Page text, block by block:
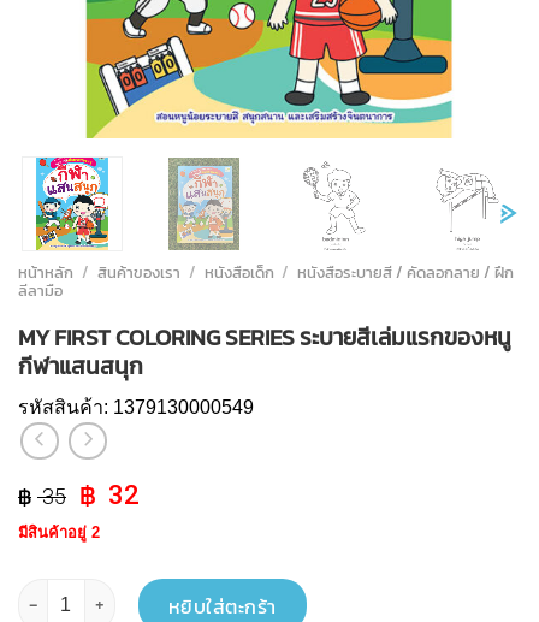
หน้าหลัก / สินค้าของเรา / หนังสือเด็ก / หนังสือระบายสี / คัดลอกลาย / ฝึก
ลีลามือ
MY FIRST COLORING SERIES ระบายสีเล่มแรกของหนู
กีฬาแสนสนุก
รหัสสินค้า: 1379130000549
35 Original
price
was:
32
฿ 32.
มีสินค้าอยู่ 2
จำนวน MY FIRST COLORING SERIES ระบายสีเล่มแรกของหนู กีฬาแสนสนุก
หยิบใส่ตะกร้า